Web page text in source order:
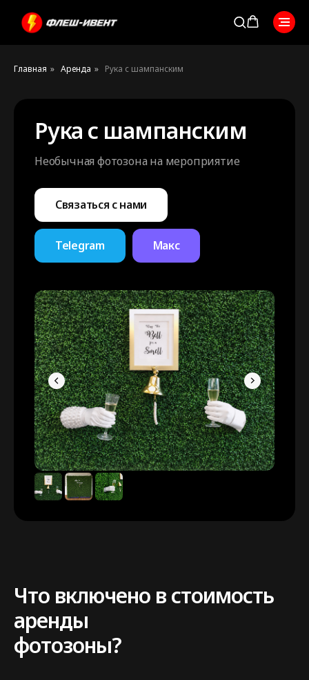
Главная » Аренда » Рука с шампанским
Рука с шампанским
Необычная фотозона на мероприятие
Связаться с нами
Telegram Макс
Что включено в стоимость
аренды
фотозоны?